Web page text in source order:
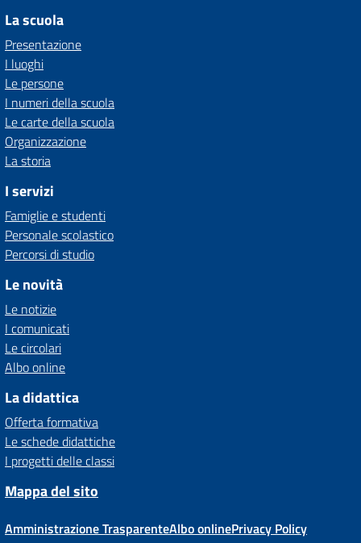
La scuola
Presentazione
I luoghi
Le persone
I numeri della scuola
Le carte della scuola
Organizzazione
La storia
I servizi
Famiglie e studenti
Personale scolastico
Percorsi di studio
Le novità
Le notizie
I comunicati
Le circolari
Albo online
La didattica
Offerta formativa
Le schede didattiche
I progetti delle classi
Mappa del sito
Amministrazione TrasparenteAlbo onlinePrivacy Policy